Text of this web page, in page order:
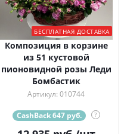
БЕСПЛАТНАЯ ДОСТАВКА
Композиция в корзине
из 51 кустовой
пионовидной розы Леди
Бомбастик
Артикул: 010744
CashBack 647 руб. ?